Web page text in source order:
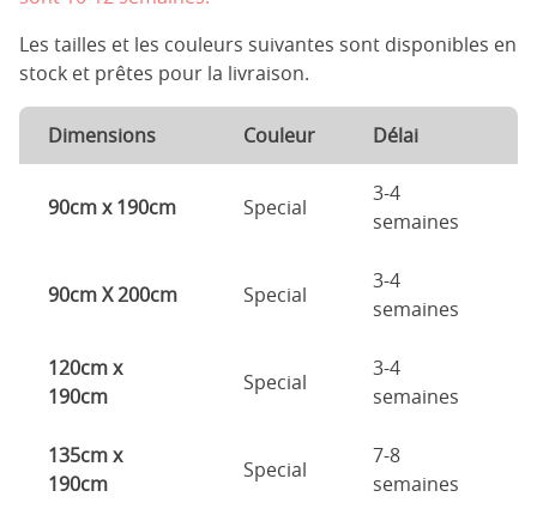
Les tailles et les couleurs suivantes sont disponibles en
stock et prêtes pour la livraison.
Dimensions Couleur Délai
90cm x 190cm Special
3-4
semaines
90cm X 200cm Special
3-4
semaines
120cm x
190cm
Special
3-4
semaines
135cm x
190cm
Special
7-8
semaines